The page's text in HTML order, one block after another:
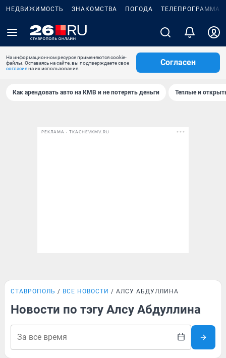
НЕДВИЖИМОСТЬ ЗНАКОМСТВА ПОГОДА ТЕЛЕПРОГРАММА
На информационном ресурсе применяются cookie-
файлы. Оставаясь на сайте, вы подтверждаете свое
согласиена их использование.
Согласен
Как арендовать авто на КМВ и не потерять деньги Теплые и
РЕКЛАМА • TKACHEVKMV.RU
СТАВРОПОЛЬ ВСЕ НОВОСТИ АЛСУ АБДУЛЛИНА
Новости по тэгу Алсу Абдуллина